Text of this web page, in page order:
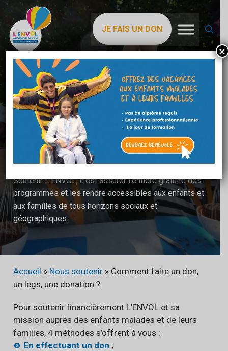
Skip
main
content
JE FAIS UN DON
Comment soutenir
L'ENVOL ?
Pour poursuivre notre mission, accueillir chaque année
davantage d’enfants et membres de leurs familles et
élargir les pathologies prises en charge, nous avons
Soutenir L'ENVOL, c'est assurer l'entière gratuité des
programmes et les rendre accessibles aux enfants et
aux familles de tous horizons sociaux et
géographiques.
Accueil » Nous soutenir» Comment faire un don,
un legs, une donation ?
Pour soutenir financièrement L’ENVOL et sa
mission auprès des enfants malades et de leurs
familles, 4 méthodes s’offrent à vous :
En effectuant un don ;
×